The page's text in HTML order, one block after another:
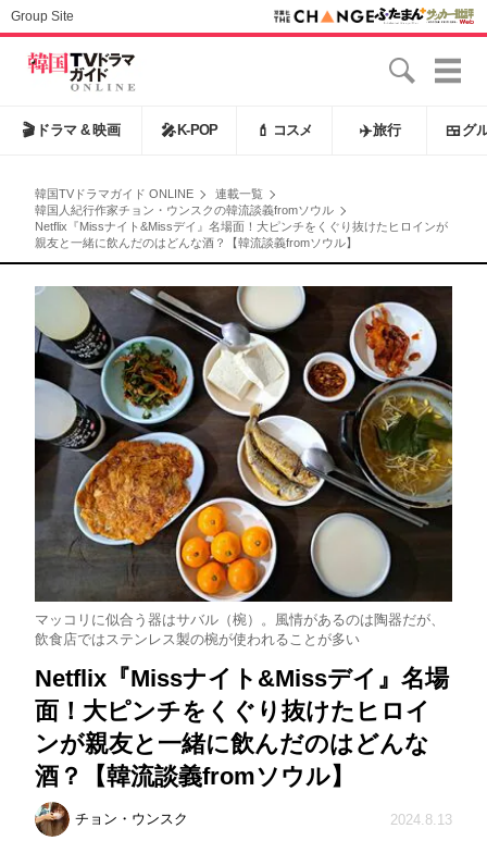
Group Site
🎬 ドラマ & 映画 🎤 K-POP 💄 コスメ ✈️旅行 🍱 グ
韓国TVドラマガイド ONLINE
連載一覧
韓国人紀行作家チョン・ウンスクの韓流談義fromソウル
Netflix『Missナイト&Missデイ』名場面！大ピンチをくぐり抜けたヒロインが
親友と一緒に飲んだのはどんな酒？【韓流談義fromソウル】
マッコリに似合う器はサバル（椀）。風情があるのは陶器だが、
飲食店ではステンレス製の椀が使われることが多い
Netflix『Missナイト&Missデイ』名場
面！大ピンチをくぐり抜けたヒロイ
ンが親友と一緒に飲んだのはどんな
酒？【韓流談義fromソウル】
チョン・ウンスク 2024.8.13